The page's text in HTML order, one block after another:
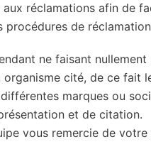
réclamations afin de
procédures de
ne faisant nullement
organisme cité, de ce fait
marques ou
et de citation.
vous remercie de